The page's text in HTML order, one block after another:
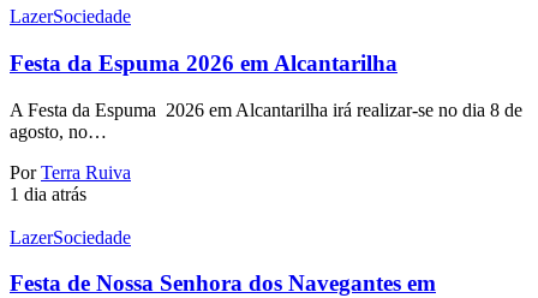
LazerSociedade
Festa da Espuma 2026 em Alcantarilha
A Festa da Espuma 2026 em Alcantarilha irá realizar-se no dia 8 de
agosto, no…
Por Terra Ruiva
1 dia atrás
LazerSociedade
Festa de Nossa Senhora dos Navegantes em